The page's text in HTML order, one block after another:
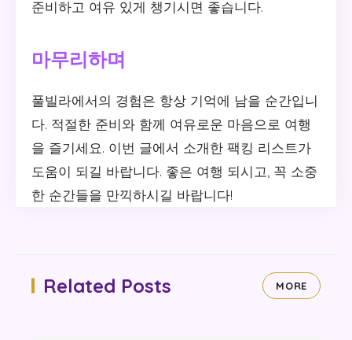
준비하고 여유 있게 챙기시면 좋습니다.
마무리하며
풀빌라에서의 경험은 항상 기억에 남을 순간입니
다. 적절한 준비와 함께 여유로운 마음으로 여행
을 즐기세요. 이번 글에서 소개한 팩킹 리스트가
도움이 되길 바랍니다. 좋은 여행 되시고, 꼭 소중
한 순간들을 만끽하시길 바랍니다!
Related Posts MORE